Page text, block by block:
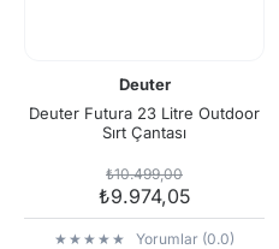
Deuter
Deuter Futura 23 Litre Outdoor
Sırt Çantası
₺10.499,00
₺9.974,05
Yorumlar (0.0)